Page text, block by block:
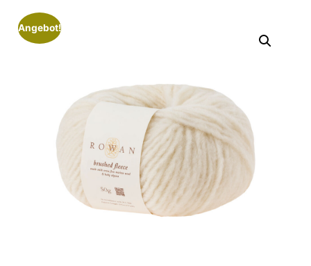
Angebot!